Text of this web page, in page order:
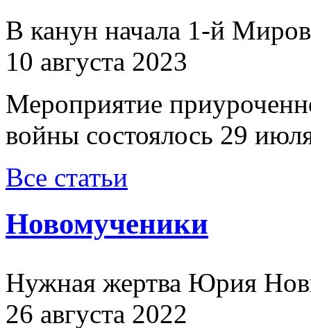
В канун начала 1-й
10 августа 2023
Мероприятие
войны состоялось 29
Все статьи
Новомученики
Нужная жертва Юрия
26 августа 2022